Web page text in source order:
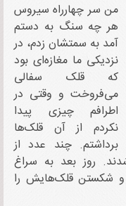
من سر چهارراه سیروس
هر چه سنگ به دستم
آمد به سمتشان زدم، در
نزدیکی ما مغازه‌ای بود
که قلک سفالی‌
می‌فروخت و وقتی در
اطرافم چیزی پیدا
نکردم از آن قلک‌‌ها
برداشتم. چند عدد از
روز بعد به سراغ
شکستن قلک‌هایش را